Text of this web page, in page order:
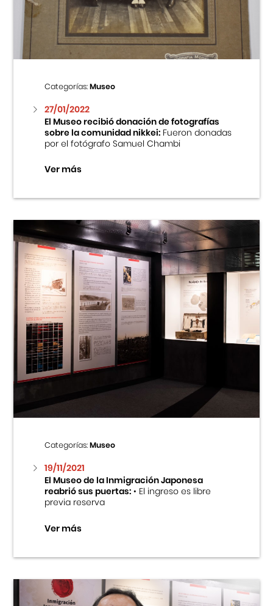
Centro Cultural Peruano Japonés
Museo de la Inmigración Japonesa
Fondo Editorial
Teatro Peruano Japonés
Categorías:Museo
27/01/2022
El Museo recibió donación de fotografías
sobre la comunidad nikkei:Fueron donadas
por el fotógrafo Samuel Chambi
Ver más
Categorías:Museo
19/11/2021
El Museo de la Inmigración Japonesa
reabrió sus puertas:• El ingreso es libre
previa reserva
Ver más